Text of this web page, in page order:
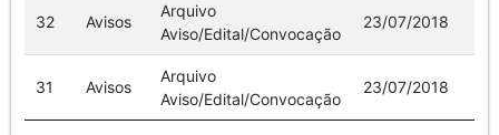
32 Avisos
Arquivo
Aviso/Edital/Convocação
23/07/2018
31 Avisos
Arquivo
Aviso/Edital/Convocação
23/07/2018